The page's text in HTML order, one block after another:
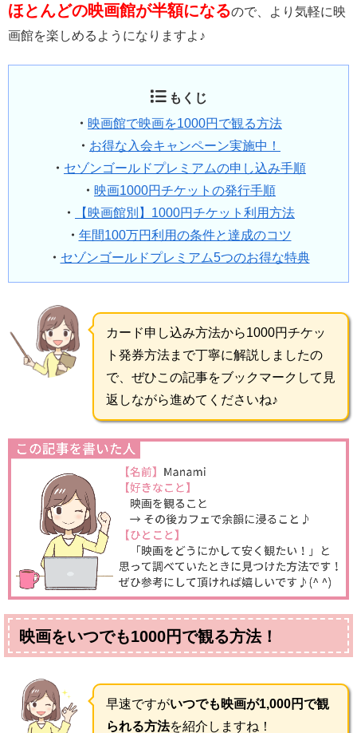
ほとんどの映画館が半額になるので、より気軽に映
画館を楽しめるようになりますよ♪
もくじ
・ 映画館で映画を1000円で観る方法
・ お得な入会キャンペーン実施中！
・ セゾンゴールドプレミアムの申し込み手順
・ 映画1000円チケットの発行手順
・
【映画館別】1000円チケット利用方法
・ 年間100万円利用の条件と達成のコツ
・ セゾンゴールドプレミアム5つのお得な特典
カード申し込み方法から1000円チケッ
ト発券方法まで丁寧に解説しましたの
で、ぜひこの記事をブックマークして見
返しながら進めてくださいね♪
映画をいつでも1000円で観る方法！
早速ですがいつでも映画が1,000円で観
られる方法を紹介しますね！